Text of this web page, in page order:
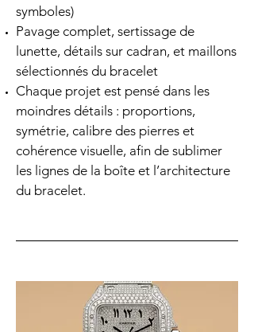
symboles)
Pavage complet, sertissage de
lunette, détails sur cadran, et maillons
sélectionnés du bracelet
Chaque projet est pensé dans les
moindres détails : proportions,
symétrie, calibre des pierres et
cohérence visuelle, afin de sublimer
les lignes de la boîte et l’architecture
du bracelet.